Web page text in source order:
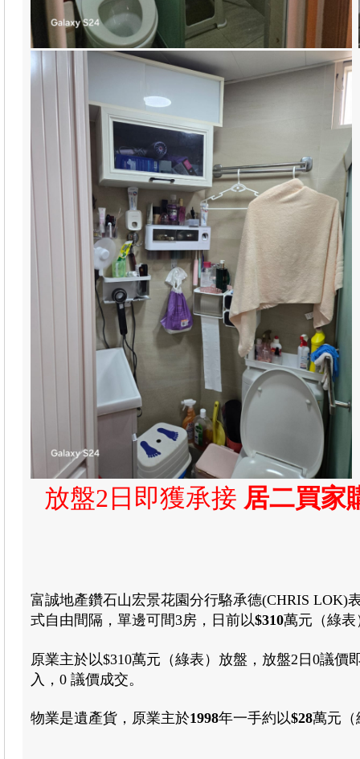
放盤2日即獲承接 居二買家
富誠地產鑽石山宏景花園分行駱承德(CHRIS LOK)
式自由間隔，單邊可間3房，日前以$310萬元（綠
原業主於以$310萬元（綠表）放盤，放盤2日0議
入，0 議價成交。
物業是遺產貨，原業主於1998年一手約以$28萬元（